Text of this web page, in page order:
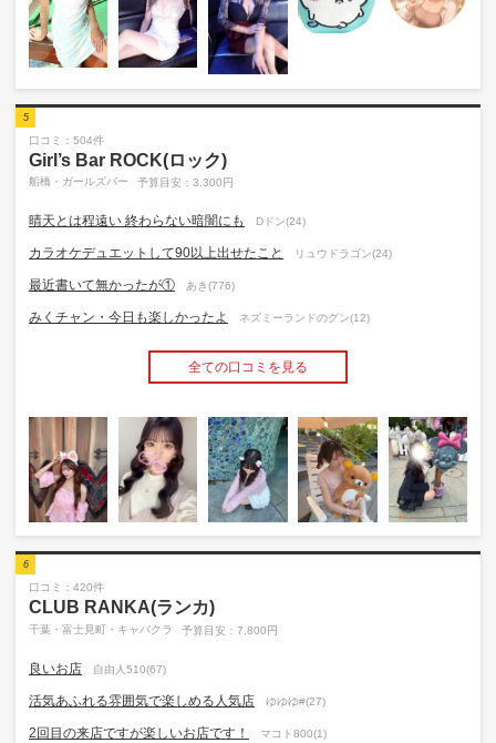
5
口コミ：504件
Girl’s Bar ROCK(ロック)
船橋・ガールズバー 予算目安：3,300円
晴天とは程遠い 終わらない暗闇にも Dドン(24)
カラオケデュエットして90以上出せたこと リュウドラゴン(24)
最近書いて無かったが① あき(776)
みくチャン・今日も楽しかったよ ネズミーランドのグン(12)
全ての口コミを見る
6
口コミ：420件
CLUB RANKA(ランカ)
千葉・富士見町・キャバクラ 予算目安：7,800円
良いお店 自由人510(67)
活気あふれる雰囲気で楽しめる人気店 ゆゆゆ#(27)
2回目の来店ですが楽しいお店です！ マコト800(1)